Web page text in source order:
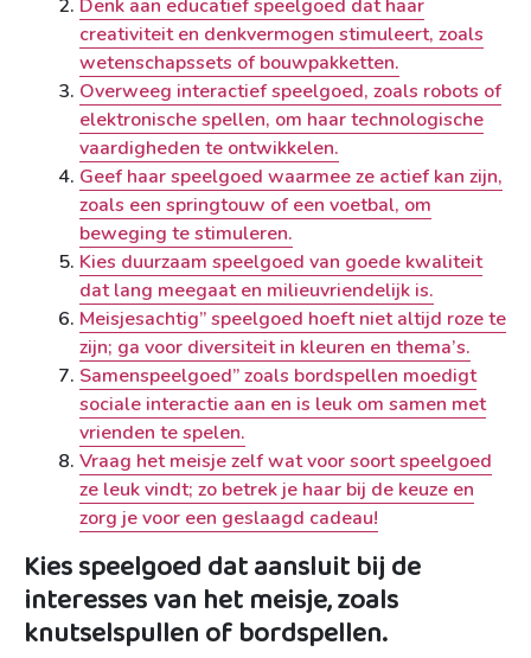
Denk aan educatief speelgoed dat haar
creativiteit en denkvermogen stimuleert, zoals
wetenschapssets of bouwpakketten.
Overweeg interactief speelgoed, zoals robots of
elektronische spellen, om haar technologische
vaardigheden te ontwikkelen.
Geef haar speelgoed waarmee ze actief kan zijn,
zoals een springtouw of een voetbal, om
beweging te stimuleren.
Kies duurzaam speelgoed van goede kwaliteit
dat lang meegaat en milieuvriendelijk is.
Meisjesachtig” speelgoed hoeft niet altijd roze te
zijn; ga voor diversiteit in kleuren en thema’s.
Samenspeelgoed” zoals bordspellen moedigt
sociale interactie aan en is leuk om samen met
vrienden te spelen.
Vraag het meisje zelf wat voor soort speelgoed
ze leuk vindt; zo betrek je haar bij de keuze en
zorg je voor een geslaagd cadeau!
Kies speelgoed dat aansluit bij de
interesses van het meisje, zoals
knutselspullen of bordspellen.